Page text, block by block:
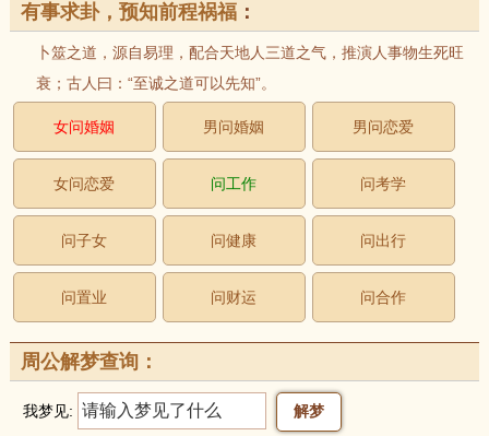
有事求卦，预知前程祸福：
卜筮之道，源自易理，配合天地人三道之气，推演人事物生死旺
衰；古人曰：“至诚之道可以先知”。
女问婚姻 男问婚姻 男问恋爱
女问恋爱 问工作 问考学
问子女 问健康 问出行
问置业 问财运 问合作
周公解梦查询：
我梦见: